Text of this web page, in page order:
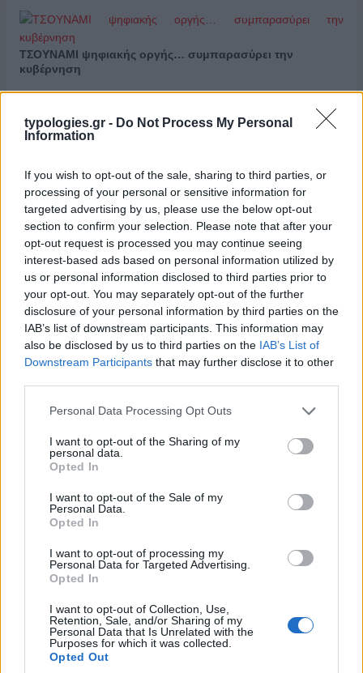
typologies.gr - Do Not Process My Personal
Information
If you wish to opt-out of the sale, sharing to third parties, or
processing of your personal or sensitive information for
targeted advertising by us, please use the below opt-out
section to confirm your selection. Please note that after your
opt-out request is processed you may continue seeing
interest-based ads based on personal information utilized by
us or personal information disclosed to third parties prior to
your opt-out. You may separately opt-out of the further
disclosure of your personal information by third parties on the
IAB’s list of downstream participants. This information may
also be disclosed by us to third parties on the IAB’s List of
Downstream Participants that may further disclose it to other
Please note that this website/app uses one or more Google
not limited to your visit or usage behaviour. You may click to
grant or deny consent to Google and its third-party tags to
use your data for below specified purposes in below Google
consent section.
Personal Data Processing Opt Outs
I want to opt-out of the Sharing of my
personal data.
Opted In
I want to opt-out of the Sale of my
Personal Data.
Opted In
I want to opt-out of processing my
Personal Data for Targeted Advertising.
Opted In
I want to opt-out of Collection, Use,
Retention, Sale, and/or Sharing of my
Personal Data that Is Unrelated with the
Purposes for which it was collected.
Opted Out
ΤΣΟΥΝΑΜΙ ψηφιακής οργής… συμπαρασύρει την
κυβέρνηση
Ξορκίζουν τις διπλές
Ο καιρός των επομένων
ημερών: Κανονικός
Αύγουστος με δυνατούς
βοριάδες και σταδιακή
άνοδο της θερμοκρασίας
X Facebook LinkedIn
ΑΝΗΚΕΙ ΣΤΗΝ ΚΑΤΗΓΟΡΙΑ: UNCATEGORIZED , ΤΗΛΕΟΡΑΣΗ
ΕΠΙΣΗΜΑΣΜΕΝΟ ΜΕ: ΔΗΜΑΡ ΤΗΛΕΟΠΤΙΚΕΣ ΑΔΕΙΕΣ
,